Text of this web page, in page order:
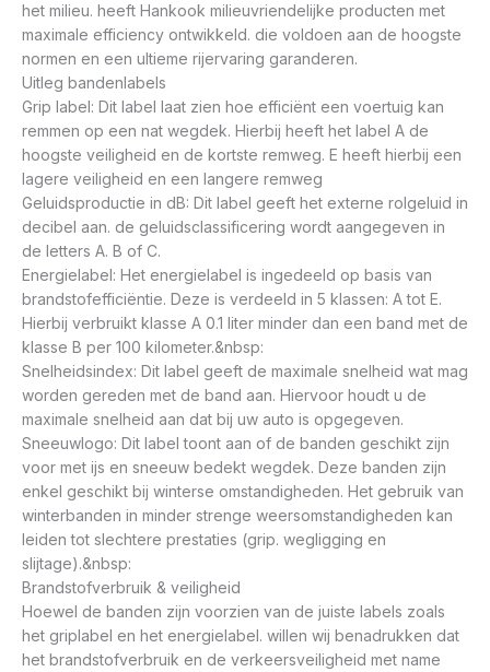
het milieu. heeft Hankook milieuvriendelijke producten met
maximale efficiency ontwikkeld. die voldoen aan de hoogste
normen en een ultieme rijervaring garanderen.
Uitleg bandenlabels
Grip label: Dit label laat zien hoe efficiënt een voertuig kan
remmen op een nat wegdek. Hierbij heeft het label A de
hoogste veiligheid en de kortste remweg. E heeft hierbij een
lagere veiligheid en een langere remweg
Geluidsproductie in dB: Dit label geeft het externe rolgeluid in
decibel aan. de geluidsclassificering wordt aangegeven in
de letters A. B of C.
Energielabel: Het energielabel is ingedeeld op basis van
brandstofefficiëntie. Deze is verdeeld in 5 klassen: A tot E.
Hierbij verbruikt klasse A 0.1 liter minder dan een band met de
klasse B per 100 kilometer.&nbsp:
Snelheidsindex: Dit label geeft de maximale snelheid wat mag
worden gereden met de band aan. Hiervoor houdt u de
maximale snelheid aan dat bij uw auto is opgegeven.
Sneeuwlogo: Dit label toont aan of de banden geschikt zijn
voor met ijs en sneeuw bedekt wegdek. Deze banden zijn
enkel geschikt bij winterse omstandigheden. Het gebruik van
winterbanden in minder strenge weersomstandigheden kan
leiden tot slechtere prestaties (grip. wegligging en
slijtage).&nbsp:
Brandstofverbruik & veiligheid
Hoewel de banden zijn voorzien van de juiste labels zoals
het griplabel en het energielabel. willen wij benadrukken dat
het brandstofverbruik en de verkeersveiligheid met name